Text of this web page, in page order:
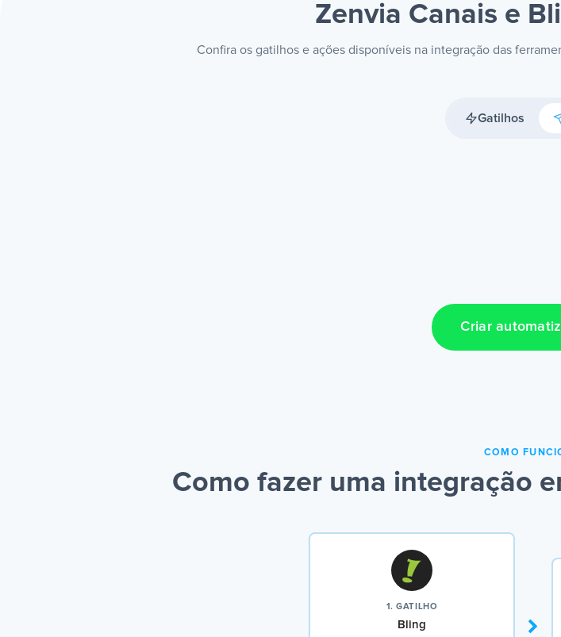
Zenvia Canais e
Confira os gatilhos e ações disponíveis na integração das
Gatilhos
Criar
COMO
Como fazer uma integração
1. GATILHO
Bling